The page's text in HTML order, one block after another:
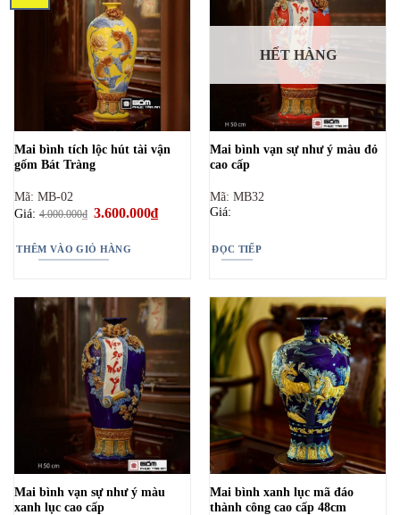
Mai bình tích lộc hút tài vận
gốm Bát Tràng
Mã: MB-02
Giá:4.000.000₫ Giá
4.000.000₫.
3.600.000₫Giá
hiện
THÊM VÀO GIỎ HÀNG
HẾT HÀNG
Mai bình vạn sự như ý màu đỏ
cao cấp
Mã: MB32
Giá:
ĐỌC TIẾP
Mai bình vạn sự như ý màu
xanh lục cao cấp
Mai bình xanh lục mã đáo
thành công cao cấp 48cm